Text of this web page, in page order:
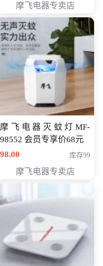
摩飞电器专卖店
摩飞电器灭蚊灯MF-
98552 会员专享价68元
98.00
库存99
摩飞电器专卖店